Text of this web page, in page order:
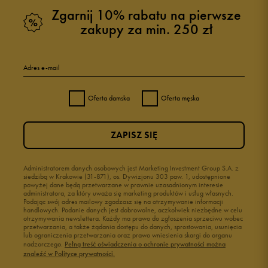
Zgarnij 10% rabatu na pierwsze
zakupy za min. 250 zł
Adres e-mail
Oferta damska Oferta męska
Administratorem danych osobowych jest Marketing Investment Group S.A. z
siedzibą w Krakowie (31-871), os. Dywizjonu 303 paw. 1, udostępnione
powyżej dane będą przetwarzane w prawnie uzasadnionym interesie
administratora, za który uważa się marketing produktów i usług własnych.
Podając swój adres mailowy zgadzasz się na otrzymywanie informacji
handlowych. Podanie danych jest dobrowolne, aczkolwiek niezbędne w celu
otrzymywania newslettera. Każdy ma prawo do zgłoszenia sprzeciwu wobec
przetwarzania, a także żądania dostępu do danych, sprostowania, usunięcia
lub ograniczenia przetwarzania oraz prawo wniesienia skargi do organu
nadzorczego. Pełną treść oświadczenia o ochronie prywatności można
znaleźć w Polityce prywatności.
ZAPISZ SIĘ